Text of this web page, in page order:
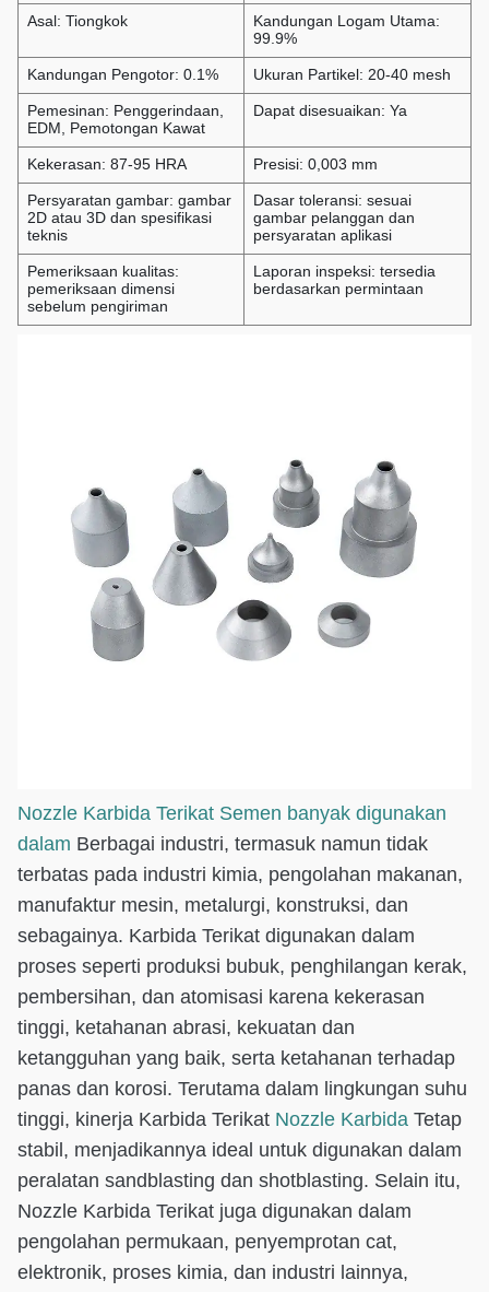
Asal: Tiongkok
Kandungan Logam Utama:
99.9%
Kandungan Pengotor: 0.1% Ukuran Partikel: 20-40 mesh
Pemesinan: Penggerindaan,
EDM, Pemotongan Kawat
Dapat disesuaikan: Ya
Kekerasan: 87-95 HRA Presisi: 0,003 mm
Persyaratan gambar: gambar
2D atau 3D dan spesifikasi
teknis
Dasar toleransi: sesuai
gambar pelanggan dan
persyaratan aplikasi
Pemeriksaan kualitas:
pemeriksaan dimensi
sebelum pengiriman
Laporan inspeksi: tersedia
berdasarkan permintaan
Nozzle Karbida Terikat Semen banyak digunakan
dalam Berbagai industri, termasuk namun tidak
terbatas pada industri kimia, pengolahan makanan,
manufaktur mesin, metalurgi, konstruksi, dan
sebagainya. Karbida Terikat digunakan dalam
proses seperti produksi bubuk, penghilangan kerak,
pembersihan, dan atomisasi karena kekerasan
tinggi, ketahanan abrasi, kekuatan dan
ketangguhan yang baik, serta ketahanan terhadap
panas dan korosi. Terutama dalam lingkungan suhu
tinggi, kinerja Karbida Terikat Nozzle Karbida Tetap
stabil, menjadikannya ideal untuk digunakan dalam
peralatan sandblasting dan shotblasting. Selain itu,
Nozzle Karbida Terikat juga digunakan dalam
pengolahan permukaan, penyemprotan cat,
elektronik, proses kimia, dan industri lainnya,